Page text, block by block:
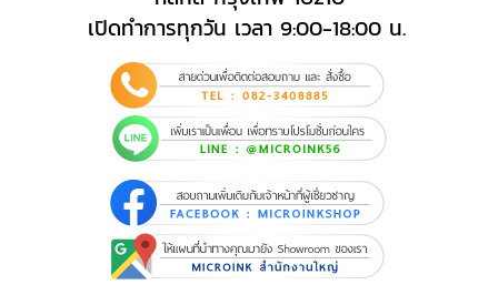
เปิดทำการทุกวัน เวลา 9:00-18:00 น.